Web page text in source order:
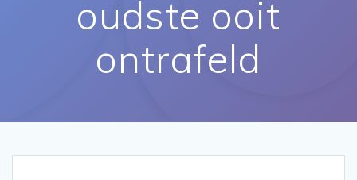
oudste ooit
ontrafeld